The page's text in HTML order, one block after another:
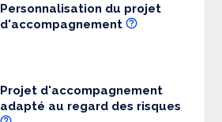
Personnalisation du projet
d'accompagnement
Projet d'accompagnement
adapté au regard des risques